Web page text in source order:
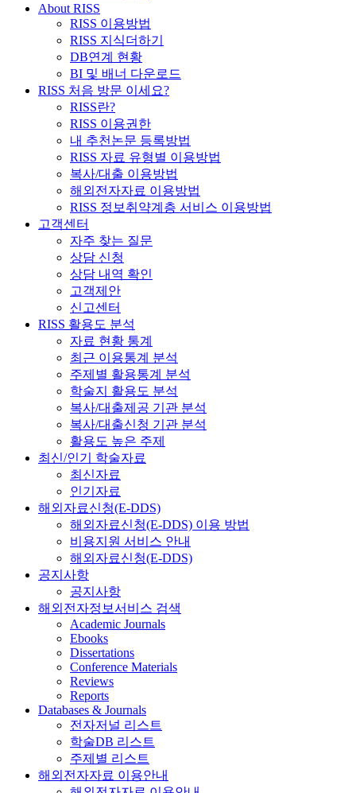
About RISS
RISS 이용방법
RISS 지식더하기
DB연계 현황
BI 및 배너 다운로드
RISS 처음 방문 이세요?
RISS란?
RISS 이용권한
내 추천논문 등록방법
RISS 자료 유형별 이용방법
복사/대출 이용방법
해외전자자료 이용방법
RISS 정보취약계층 서비스 이용방법
고객센터
자주 찾는 질문
상담 신청
상담 내역 확인
고객제안
신고센터
RISS 활용도 분석
자료 현황 통계
최근 이용통계 분석
주제별 활용통계 분석
학술지 활용도 분석
복사/대출제공 기관 분석
복사/대출신청 기관 분석
활용도 높은 주제
최신/인기 학술자료
최신자료
인기자료
해외자료신청(E-DDS)
해외자료신청(E-DDS) 이용 방법
비용지원 서비스 안내
해외자료신청(E-DDS)
공지사항
공지사항
해외전자정보서비스 검색
Academic Journals
Ebooks
Dissertations
Conference Materials
Reviews
Reports
Databases & Journals
전자저널 리스트
학술DB 리스트
주제별 리스트
해외전자자료 이용안내